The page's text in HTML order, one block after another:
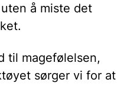
å miste det
til magefølelsen,
sørger vi for at